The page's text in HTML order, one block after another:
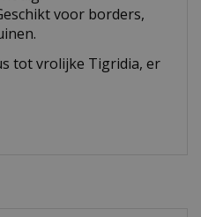
voor borders,
tot vrolijke Tigridia, er